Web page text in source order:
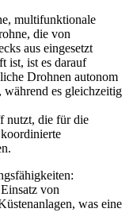
multifunktionale
die von
aus eingesetzt
ist, ist es darauf
Drohnen autonom
es gleichzeitig
nutzt, die für die
von
was eine